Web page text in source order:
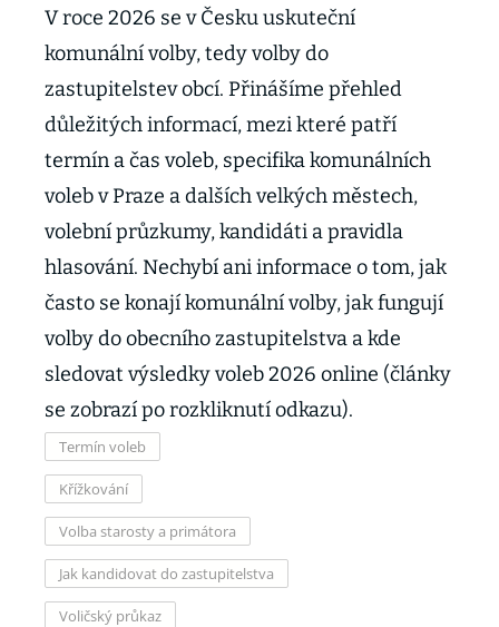
V roce 2026 se v Česku uskuteční
komunální volby, tedy volby do
zastupitelstev obcí. Přinášíme přehled
důležitých informací, mezi které patří
termín a čas voleb, specifika komunálních
voleb v Praze a dalších velkých městech,
volební průzkumy, kandidáti a pravidla
hlasování. Nechybí ani informace o tom, jak
často se konají komunální volby, jak fungují
volby do obecního zastupitelstva a kde
sledovat výsledky voleb 2026 online (články
se zobrazí po rozkliknutí odkazu).
Termín voleb
Křížkování
Volba starosty a primátora
Jak kandidovat do zastupitelstva
Voličský průkaz